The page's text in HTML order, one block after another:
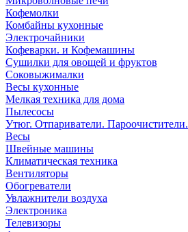
Кофемолки
Комбайны кухонные
Электрочайники
Кофеварки. и Кофемашины
Сушилки для овощей и фруктов
Соковыжималки
Весы кухонные
Мелкая техника для дома
Пылесосы
Утюг. Отпариватели. Пароочистители.
Весы
Швейные машины
Климатическая техника
Вентиляторы
Обогреватели
Увлажнители воздуха
Электроника
Телевизоры